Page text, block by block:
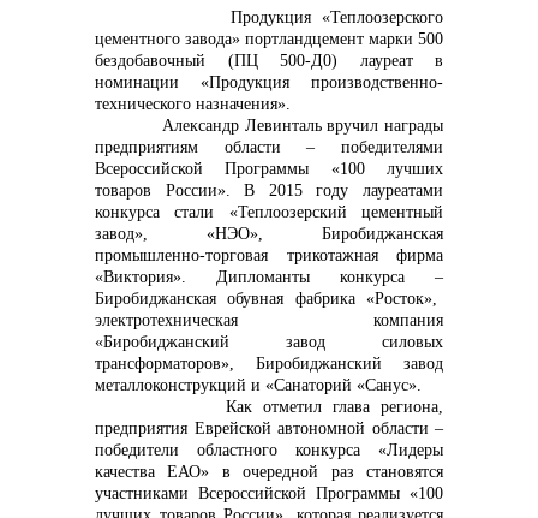
+7 (423) 234 50 50
info@vostokcement.ru
Продукция «Теплоозерского
цементного завода» портландцемент марки 500
бездобавочный (ПЦ 500-Д0) лауреат в
номинации «Продукция производственно-
технического назначения».
Александр Левинталь вручил награды
предприятиям области– победителями
Всероссийской Программы «100 лучших
товаров России». В 2015 году лауреатами
конкурса стали «Теплоозерский цементный
завод», «НЭО», Биробиджанская
промышленно-торговая трикотажная фирма
«Виктория». Дипломанты конкурса –
Биробиджанская обувная фабрика «Росток»,
электротехническая компания
«Биробиджанский завод силовых
трансформаторов», Биробиджанский завод
металлоконструкций и «Санаторий «Санус».
Как отметил глава региона,
предприятия Еврейской автономной области –
победители областного конкурса «Лидеры
качества ЕАО» в очередной раз становятся
участниками Всероссийской Программы «100